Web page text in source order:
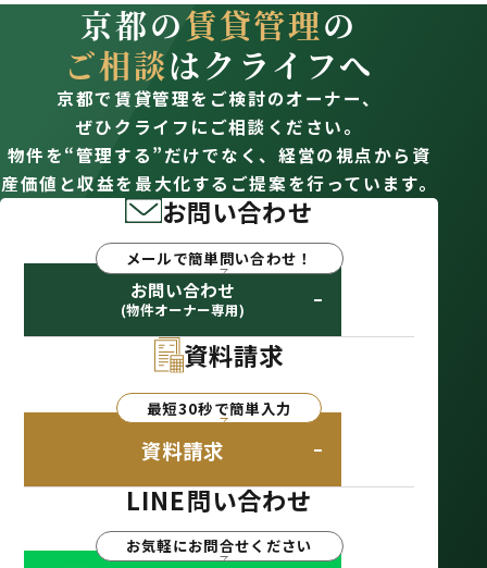
京都の賃貸管理の
ご相談はクライフへ
京都で賃貸管理をご検討のオーナー、
ぜひクライフにご相談ください。
物件を“管理する”だけでなく、経営の視点から資
産価値と収益を最大化するご提案を行っています。
お問い合わせ
メールで簡単問い合わせ！
お問い合わせ
(物件オーナー専用)
資料請求
最短30秒で簡単入力
資料請求
LINE問い合わせ
お気軽にお問合せください